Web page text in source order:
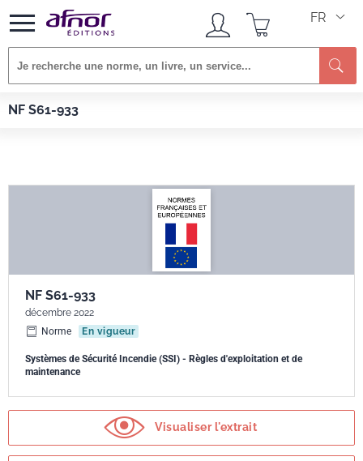
FR
NF S61-933
Afnor EDITIONS
NF S61-933
décembre 2022
Norme
En vigueur
Systèmes de Sécurité Incendie (SSI) - Règles d'exploitation et de
maintenance
Visualiser l'extrait